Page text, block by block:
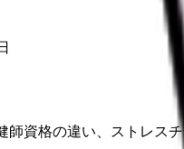
資格の違い、ストレス